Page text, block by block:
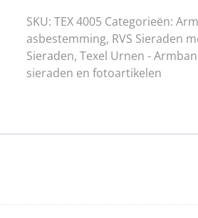
gevlochten
leder
-
smal
SKU:TEX 4005 Categorieën:
asbestemming, RVS Sieraden
Sieraden,Texel Urnen -
sieraden en fotoartikelen